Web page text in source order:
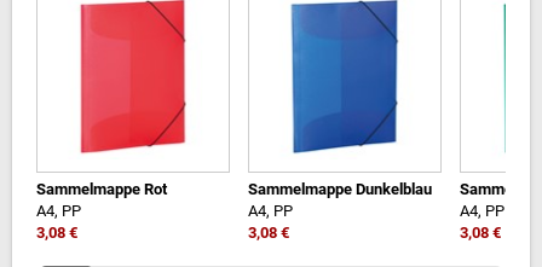
Sammelmappe Rot
A4, PP
3,08 €
Sammelmappe Dunkelblau
A4, PP
3,08 €
A4, PP
3,08 €